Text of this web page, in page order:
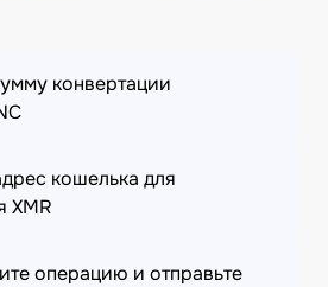
конвертации
кошелька для
XMR
операцию и отправьте